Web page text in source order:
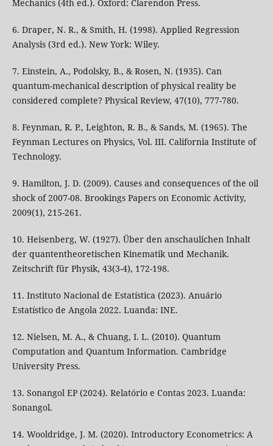
Mechanics (4th ed.). Oxford: Clarendon Press.
6. Draper, N. R., & Smith, H. (1998). Applied Regression
Analysis (3rd ed.). New York: Wiley.
7. Einstein, A., Podolsky, B., & Rosen, N. (1935). Can
quantum-mechanical description of physical reality be
considered complete? Physical Review, 47(10), 777-780.
8. Feynman, R. P., Leighton, R. B., & Sands, M. (1965). The
Feynman Lectures on Physics, Vol. III. California Institute of
Technology.
9. Hamilton, J. D. (2009). Causes and consequences of the oil
shock of 2007-08. Brookings Papers on Economic Activity,
2009(1), 215-261.
10. Heisenberg, W. (1927). Über den anschaulichen Inhalt
der quantentheoretischen Kinematik und Mechanik.
Zeitschrift für Physik, 43(3-4), 172-198.
11. Instituto Nacional de Estatística (2023). Anuário
Estatístico de Angola 2022. Luanda: INE.
12. Nielsen, M. A., & Chuang, I. L. (2010). Quantum
Computation and Quantum Information. Cambridge
University Press.
13. Sonangol EP (2024). Relatório e Contas 2023. Luanda:
Sonangol.
14. Wooldridge, J. M. (2020). Introductory Econometrics: A